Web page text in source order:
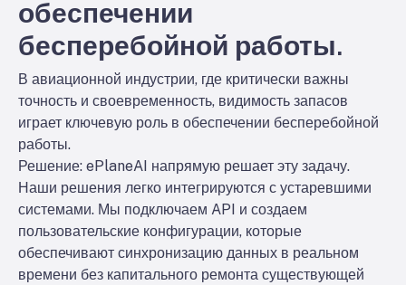
обеспечении
бесперебойной работы.
В авиационной индустрии, где критически важны
точность и своевременность, видимость запасов
играет ключевую роль в обеспечении бесперебойной
работы.
Решение: ePlaneAI напрямую решает эту задачу.
Наши решения легко интегрируются с устаревшими
системами. Мы подключаем API и создаем
пользовательские конфигурации, которые
обеспечивают синхронизацию данных в реальном
времени без капитального ремонта существующей